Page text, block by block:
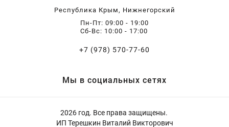
Республика Крым, Нижнегорский
Пн-Пт: 09:00 - 19:00
Сб-Вс: 10:00 - 17:00
+7 (978) 570-77-60
Мы в социальных сетях
2026 год. Все права защищены.
ИП Терешкин Виталий Викторович